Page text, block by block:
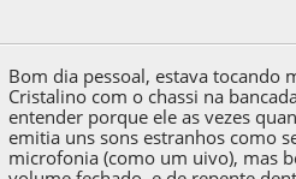
Bom dia pessoal, estava tocando
Cristalino com o chassi na
entender porque ele as vezes
emitia uns sons estranhos como
microfonia (como um uivo), mas